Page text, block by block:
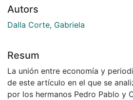
Autors
Dalla Corte, Gabriela
Resum
La unión entre economía y
de este artículo en el que se
por los hermanos Pedro Pablo y